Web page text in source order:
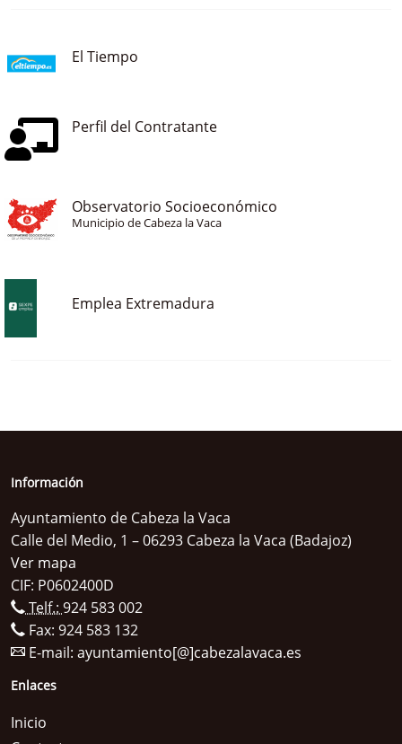
El Tiempo
Perfil del Contratante
Observatorio Socioeconómico
Municipio de Cabeza la Vaca
Emplea Extremadura
Información
Ayuntamiento de Cabeza la Vaca
Calle del Medio, 1 – 06293 Cabeza la Vaca (Badajoz)
Ver mapa
CIF: P0602400D
Telf.: 924 583 002
Fax: 924 583 132
E-mail: ayuntamiento[@]cabezalavaca.es
Enlaces
Inicio